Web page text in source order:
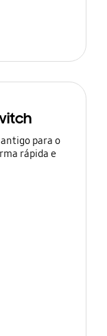
para o
rápida e